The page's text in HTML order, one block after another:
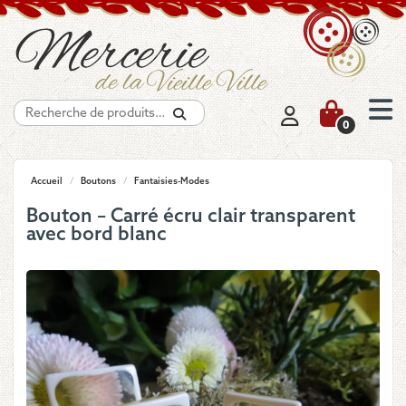
Recherche
0
Accueil / Boutons / Fantaisies-Modes
Bouton – Carré écru clair transparent
avec bord blanc